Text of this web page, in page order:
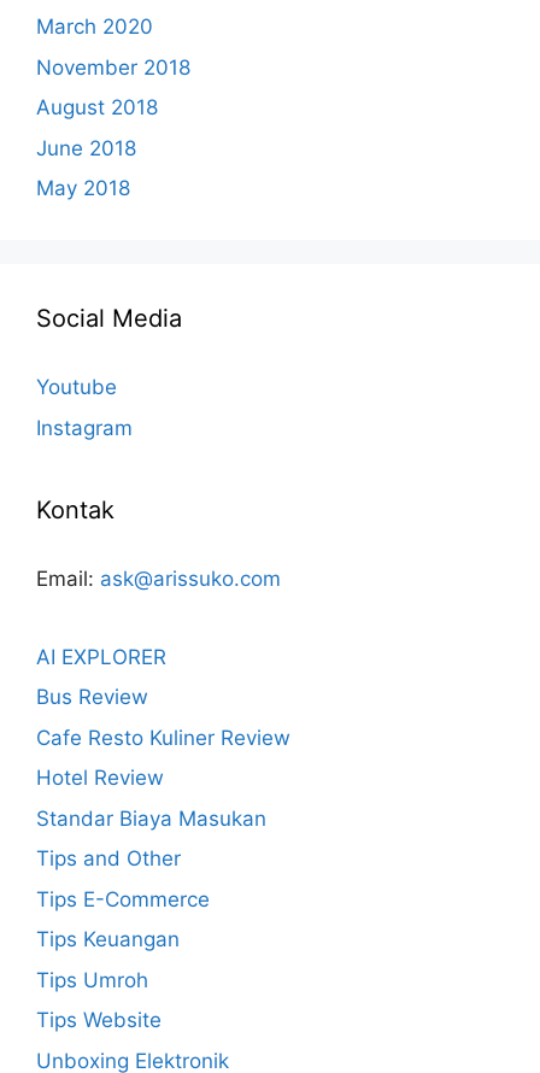
March 2020
November 2018
August 2018
June 2018
May 2018
Social Media
Youtube
Instagram
Kontak
Email: ask@arissuko.com
AI EXPLORER
Bus Review
Cafe Resto Kuliner Review
Hotel Review
Standar Biaya Masukan
Tips and Other
Tips E-Commerce
Tips Keuangan
Tips Umroh
Tips Website
Unboxing Elektronik